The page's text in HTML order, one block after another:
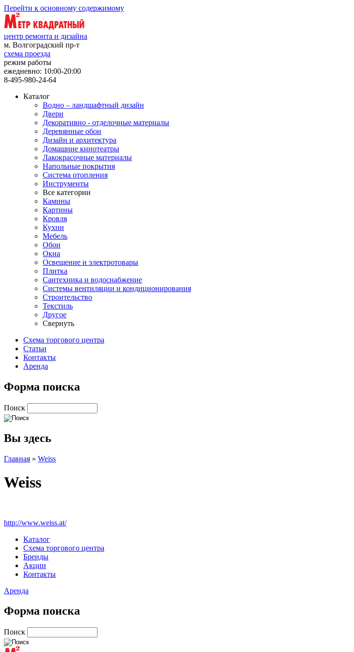
Перейти к основному содержимому
центр ремонта и дизайна
м. Волгоградский пр-т
схема проезда
режим работы
ежедневно: 10:00-20:00
8-495-980-24-64
Каталог
Водно – ландшафтный дизайн
Двери
Декоративно - отделочные материалы
Деревянные обои
Дизайн и архитектура
Домашние кинотеатры
Лакокрасочные материалы
Напольные покрытия
Система отопления
Инструменты
Все категории
Камины
Картины
Кровля
Кухни
Мебель
Обои
Окна
Освещение и электротовары
Плитка
Сантехника и водоснабжение
Системы вентиляции и кондиционирования
Строительство
Текстиль
Другое
Свернуть
Схема торгового центра
Статьи
Контакты
Аренда
Форма поиска
Поиск
Вы здесь
Главная » Weiss
Weiss
http://www.weiss.at/
Каталог
Схема торгового центра
Бренды
Акции
Контакты
Аренда
Форма поиска
Поиск